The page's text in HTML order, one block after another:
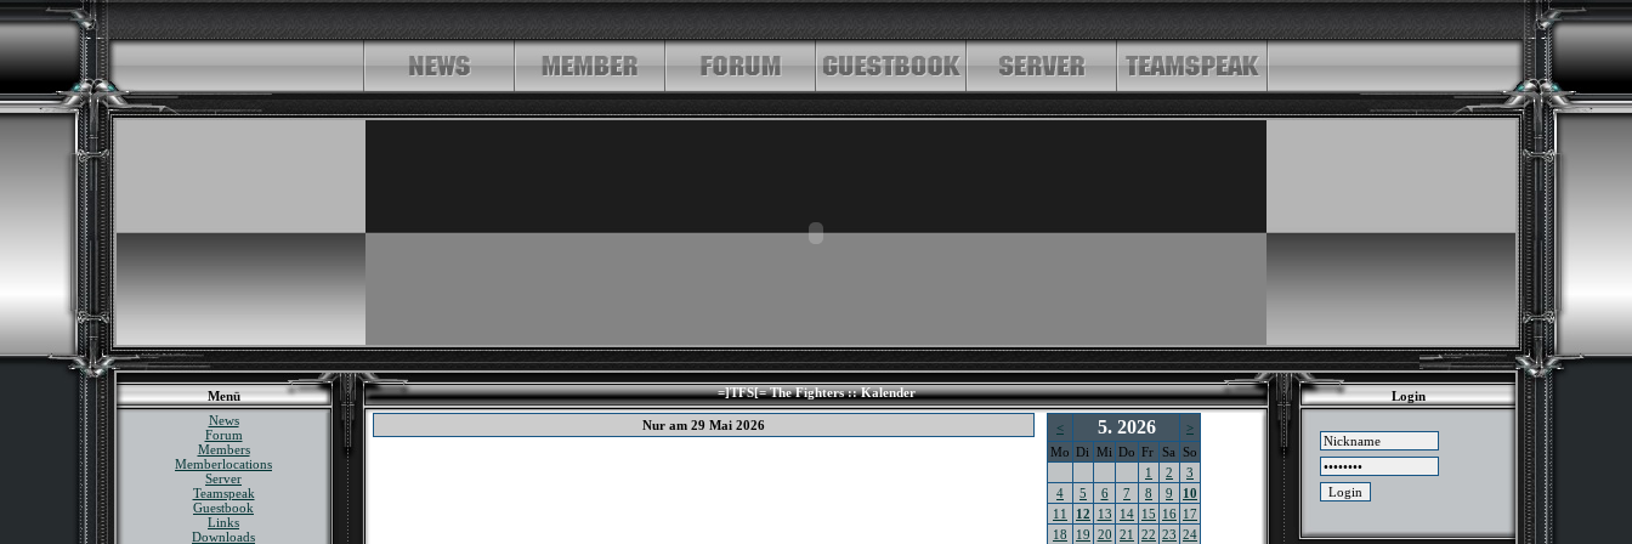
Menü
News
Forum
Members
Memberlocations
Server
Teamspeak
Guestbook
Links
Downloads
=]TFS[= The Fighters :: Kalender
Nur am 29 Mai 2026 < 5. 2026
>
Mo Di Mi Do Fr Sa So
1
2
3
4
5 6 7 8 9
10
11
12 13 14 15 16 17
18
19 20 21 22 23 24
Login